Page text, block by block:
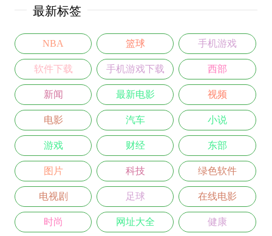
最新标签
NBA 篮球 手机游戏
软件下载 手机游戏下载 西部
新闻 最新电影 视频
电影 汽车 小说
游戏 财经 东部
图片 科技 绿色软件
电视剧 足球 在线电影
时尚 网址大全 健康